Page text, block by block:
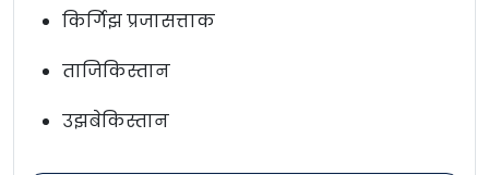
किर्गिझ प्रजासत्ताक
ताजिकिस्तान
उझबेकिस्तान